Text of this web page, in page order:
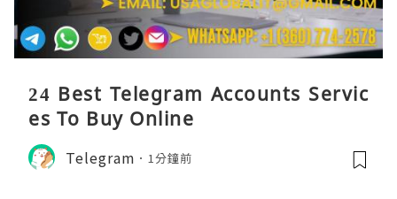
24 Best Telegram Accounts Servic
es To Buy Online
Telegram 1分鐘前